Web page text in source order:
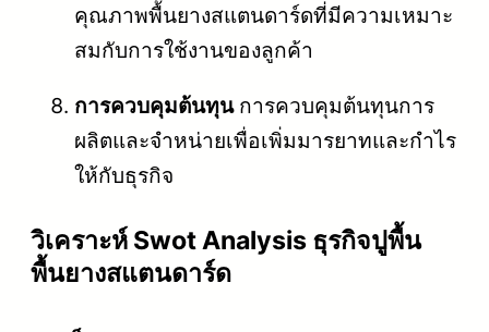
คุณภาพพื้นยางสแตนดาร์ดที่มีความเหมาะ
สมกับการใช้งานของลูกค้า
การควบคุมต้นทุนการควบคุมต้นทุนการ
ผลิตและจำหน่ายเพื่อเพิ่มมารยาทและกำไร
ให้กับธุรกิจ
วิเคราะห์ Swot Analysis ธุรกิจปูพื้น
พื้นยางสแตนดาร์ด